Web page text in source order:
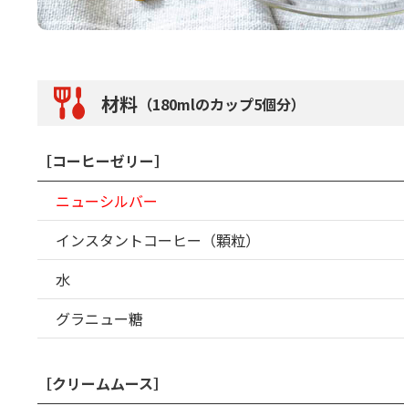
材料 （180mlのカップ5個分）
［コーヒーゼリー］
ニューシルバー
インスタントコーヒー（顆粒）
水
グラニュー糖
［クリームムース］